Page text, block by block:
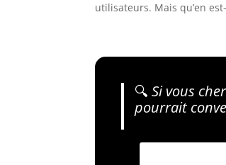
utilisateurs. Mais qu’en
🔍 Si vous
pourrait